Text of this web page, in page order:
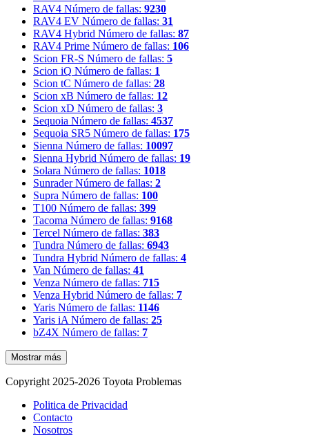
RAV4 Número de fallas: 9230
RAV4 EV Número de fallas: 31
RAV4 Hybrid Número de fallas: 87
RAV4 Prime Número de fallas: 106
Scion FR-S Número de fallas: 5
Scion iQ Número de fallas: 1
Scion tC Número de fallas: 28
Scion xB Número de fallas: 12
Scion xD Número de fallas: 3
Sequoia Número de fallas: 4537
Sequoia SR5 Número de fallas: 175
Sienna Número de fallas: 10097
Sienna Hybrid Número de fallas: 19
Solara Número de fallas: 1018
Sunrader Número de fallas: 2
Supra Número de fallas: 100
T100 Número de fallas: 399
Tacoma Número de fallas: 9168
Tercel Número de fallas: 383
Tundra Número de fallas: 6943
Tundra Hybrid Número de fallas: 4
Van Número de fallas: 41
Venza Número de fallas: 715
Venza Hybrid Número de fallas: 7
Yaris Número de fallas: 1146
Yaris iA Número de fallas: 25
bZ4X Número de fallas: 7
Mostrar más
Copyright 2025-2026 Toyota Problemas
Politica de Privacidad
Contacto
Nosotros